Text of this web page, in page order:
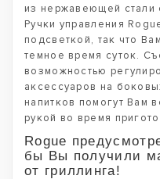
из нержавеющей стали
Ручки управления
подсветкой, так что
темное время суток.
возможностью
аксессуаров на
напитков помогут Вам
рукой во время
Rogue
бы Вы получили
от гриллинга!